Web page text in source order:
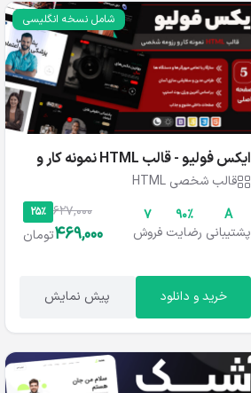
شامل نسخه انگلیسی
ایکس فولیو - قالب HTML نمونه کار و
رزومه
قالب شخصی HTML
A
پشتیبانی
۹۰%
رضایت
۷
فروش
25% 627,000
469,000تومان
خرید و دانلود پیش نمایش